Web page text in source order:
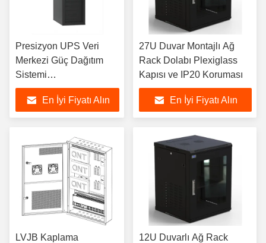
Presizyon UPS Veri
Merkezi Güç Dağıtım
Sistemi
60KVA/90KVA/120KVA
En İyi Fiyatı Alın
27U Duvar Montajlı Ağ
Rack Dolabı Plexiglass
Kapısı ve IP20 Koruması
En İyi Fiyatı Alın
LVJB Kaplama
12U Duvarlı Ağ Rack